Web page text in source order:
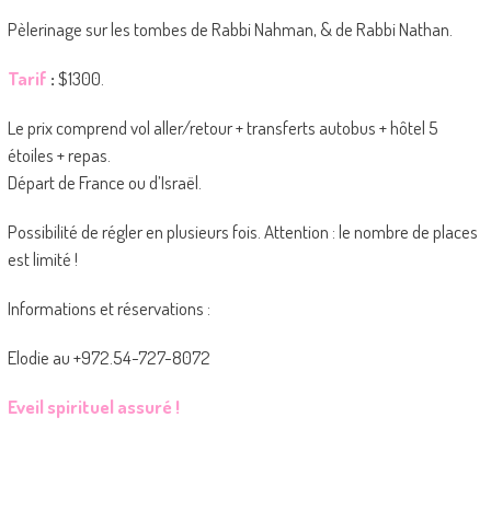
Pèlerinage sur les tombes de Rabbi Nahman, & de Rabbi Nathan.
Tarif :$1300.
Le prix comprend vol aller/retour + transferts autobus + hôtel 5
étoiles + repas.
Départ de France ou d’Israël.
Possibilité de régler en plusieurs fois. Attention : le nombre de places
est limité !
Informations et réservations :
Elodie au +972.54-727-8072
Eveil spirituel assuré !